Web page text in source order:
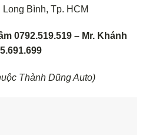
Long Bình, Tp. HCM
0792.519.519 – Mr. Khánh
Thành Dũng Auto)